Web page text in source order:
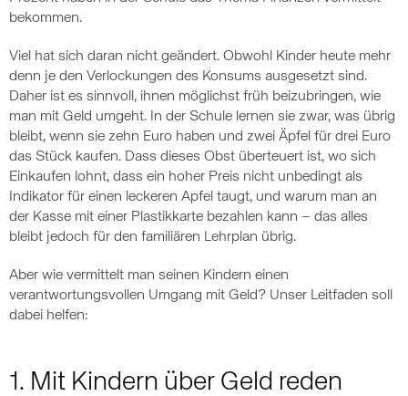
bekommen.
Viel hat sich daran nicht geändert. Obwohl Kinder heute mehr
denn je den Verlockungen des Konsums ausgesetzt sind.
Daher ist es sinnvoll, ihnen möglichst früh beizubringen, wie
man mit Geld umgeht. In der Schule lernen sie zwar, was übrig
bleibt, wenn sie zehn Euro haben und zwei Äpfel für drei Euro
das Stück kaufen. Dass dieses Obst überteuert ist, wo sich
Einkaufen lohnt, dass ein hoher Preis nicht unbedingt als
Indikator für einen leckeren Apfel taugt, und warum man an
der Kasse mit einer Plastikkarte bezahlen kann – das alles
bleibt jedoch für den familiären Lehrplan übrig.
Aber wie vermittelt man seinen Kindern einen
verantwortungsvollen Umgang mit Geld? Unser Leitfaden soll
dabei helfen:
1. Mit Kindern über Geld reden